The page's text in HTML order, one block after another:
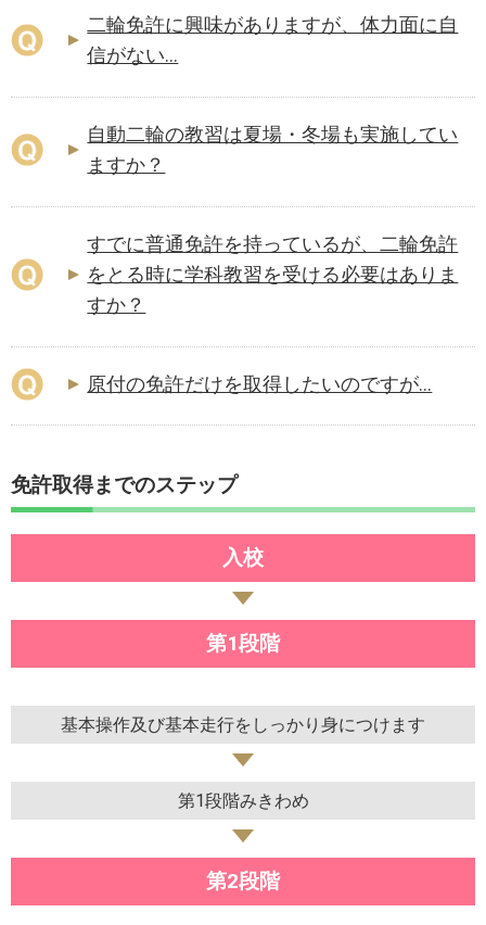
二輪免許に興味がありますが、体力面に自
信がない...
自動二輪の教習は夏場・冬場も実施してい
ますか？
すでに普通免許を持っているが、二輪免許
をとる時に学科教習を受ける必要はありま
すか？
原付の免許だけを取得したいのですが...
免許取得までのステップ
入校
第1段階
基本操作及び基本走行をしっかり身につけます
第1段階みきわめ
第2段階